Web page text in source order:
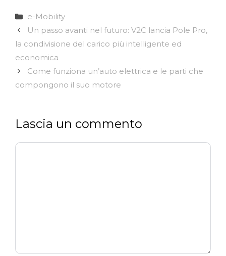
Categorie
e-Mobility
Un passo avanti nel futuro: V2C lancia Pole Pro,
la condivisione del carico più intelligente ed
economica
Come funziona un’auto elettrica e le parti che
compongono il suo motore
Lascia un commento
Commento
Nome
Email
Sito